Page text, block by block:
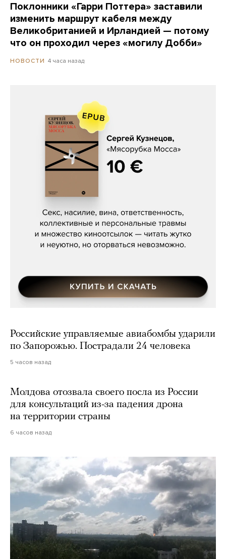
Поклонники «Гарри Поттера» заставили
изменить маршрут кабеля между
Великобританией и Ирландией — потому
что он проходил через «могилу Добби»
НОВОСТИ 4 часа назад
Сергей Кузнецов, «Мясорубка
Российские управляемые авиабомбы ударили
по Запорожью. Пострадали 24 человека
5 часов назад
Молдова отозвала своего посла из России
для консультаций из-за падения дрона
на территории страны
6 часов назад